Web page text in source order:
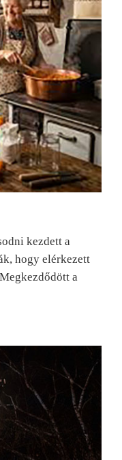
kezdett a
hogy elérkezett
a